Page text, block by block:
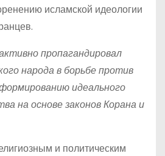
исламской идеологии
пропагандировал
народа в борьбе против
идеального
на основе законов Корана и
и политическим